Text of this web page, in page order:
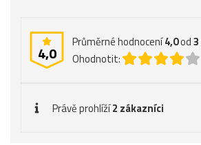
4,0
Průměrné hodnocení4,0od3
Ohodnotit:
Právě prohlíží2 zákazníci